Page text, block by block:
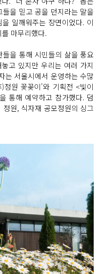
하
기
하
기
을 믿고 공을 던지라는 말을
일깨워주는 장면이었다. 이
마무리했다.
을 통해 시민들의 삶을 풍요
고 있지만 우리는 여러 가지
는 서울시에서 운영하는 수많
원 꽃꽂이'와 기획전 <빛이
통해 예약하고 참가했다. 덤
원, 식자재 공모정원의 싱그